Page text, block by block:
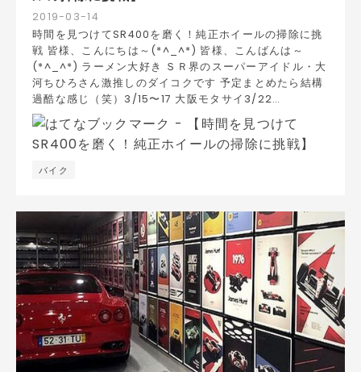
2019-03-14
バイク
時間を見つけてSR400を磨く！純正ホイールの掃除に挑
戦 皆様、こんにちは～(*^_^*) 皆様、こんばんは～
(*^_^*) ラーメン大好き ＳＲ界のスーパーアイドル・大
河ちひろさん激推しのダイコクです 予定まとめたら結構
過酷な感じ（笑）3/15〜17 大阪モタサイ3/22…